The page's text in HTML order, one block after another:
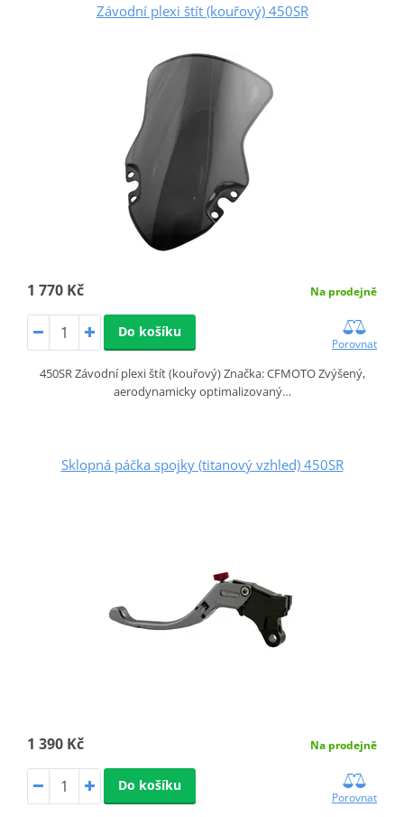
Závodní plexi štít (kouřový) 450SR
1 770 Kč Na prodejně
Do košíku
Porovnat
450SR Závodní plexi štít (kouřový) Značka: CFMOTO Zvýšený,
aerodynamicky optimalizovaný…
Sklopná páčka spojky (titanový vzhled) 450SR
1 390 Kč Na prodejně
Do košíku
Porovnat